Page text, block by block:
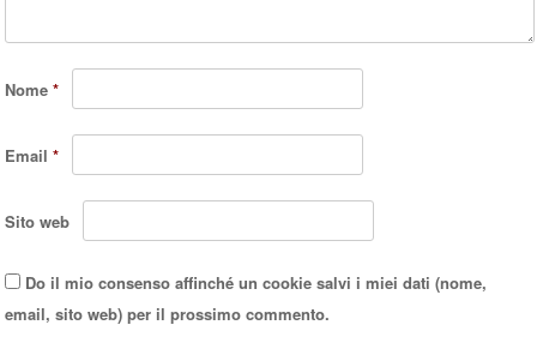
Nome*
Email*
Sito web
Do il mio consenso affinché un cookie salvi i miei dati (nome,
email, sito web) per il prossimo commento.